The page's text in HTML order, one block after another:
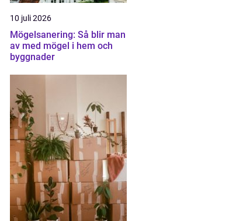
10 juli 2026
Mögelsanering: Så blir man
av med mögel i hem och
byggnader